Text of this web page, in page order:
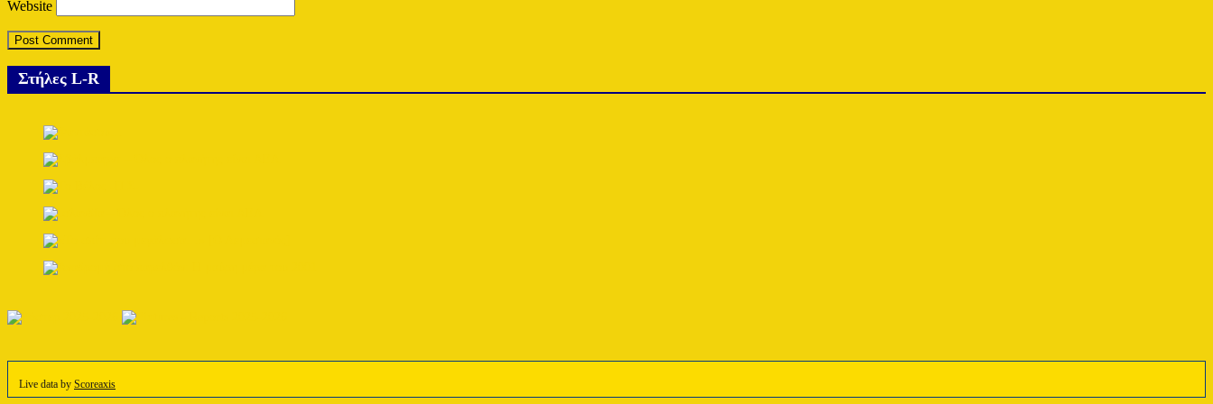
Website
Στήλες L-R
Live data by Scoreaxis